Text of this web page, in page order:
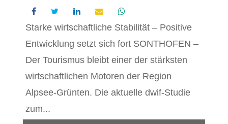
Starke wirtschaftliche Stabilität – Positive
Entwicklung setzt sich fort SONTHOFEN –
Der Tourismus bleibt einer der stärksten
wirtschaftlichen Motoren der Region
Alpsee-Grünten. Die aktuelle dwif-Studie
zum...